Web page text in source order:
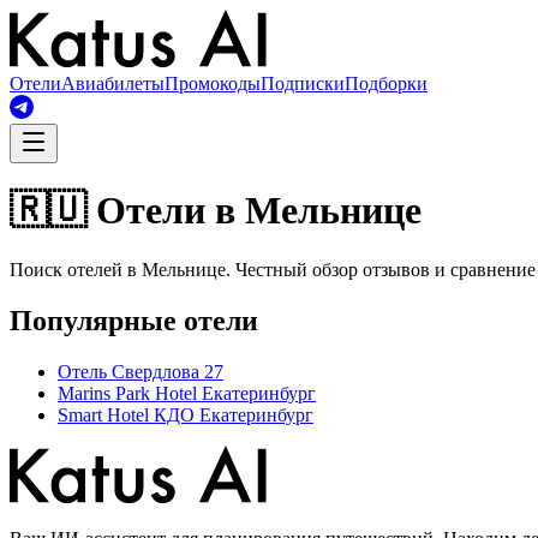
ОтелиАвиабилетыПромокодыПодпискиПодборки
🇷🇺 Отели в Мельнице
Поиск отелей в Мельнице. Честный обзор отзывов и
Популярные отели
Отель Свердлова 27
Marins Park Hotel Екатеринбург
Smart Hotel КДО Екатеринбург